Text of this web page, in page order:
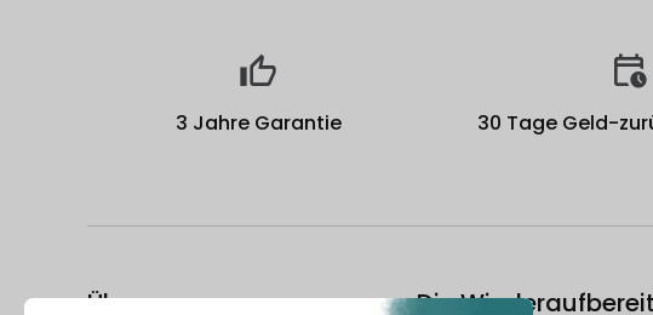
3 Jahre Garantie 30 Tage Geld-
Über uns Die